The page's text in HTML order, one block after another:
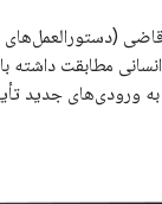
قاضی
مطابقت داشته
به ورودی‌های جدید